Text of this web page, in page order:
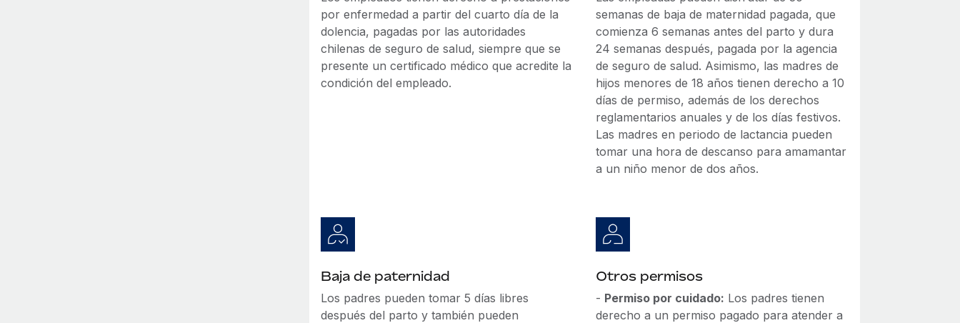
por enfermedad a partir del cuarto día de la
dolencia, pagadas por las autoridades
chilenas de seguro de salud, siempre que se
presente un certificado médico que acredite la
condición del empleado.
semanas de baja de maternidad pagada, que
comienza 6 semanas antes del parto y dura
24 semanas después, pagada por la agencia
de seguro de salud. Asimismo, las madres de
hijos menores de 18 años tienen derecho a 10
días de permiso, además de los derechos
reglamentarios anuales y de los días festivos.
Las madres en periodo de lactancia pueden
tomar una hora de descanso para amamantar
a un niño menor de dos años.
Baja de paternidad
Los padres pueden tomar 5 días libres
después del parto y también pueden
Otros permisos
- Permiso por cuidado: Los padres tienen
derecho a un permiso pagado para atender a